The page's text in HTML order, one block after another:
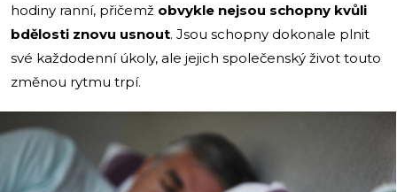
hodiny ranní, přičemž obvykle nejsou schopny kvůli
bdělosti znovu usnout. Jsou schopny dokonale plnit
své každodenní úkoly, ale jejich společenský život touto
změnou rytmu trpí.